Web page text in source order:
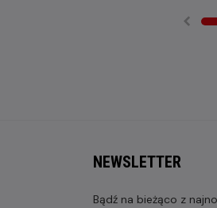
NEWSLETTER
Bądź na bieżąco z